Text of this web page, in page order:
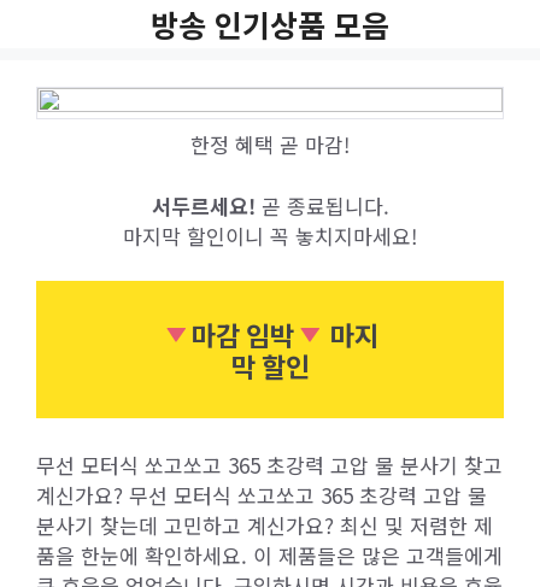
방송 인기상품 모음
한정 혜택 곧 마감!
서두르세요! 곧 종료됩니다.
마지막 할인이니 꼭 놓치지마세요!
마감 임박
마지
막 할인
무선 모터식 쏘고쏘고 365 초강력 고압 물 분사기 찾고
계신가요? 무선 모터식 쏘고쏘고 365 초강력 고압 물
분사기 찾는데 고민하고 계신가요? 최신 및 저렴한 제
품을 한눈에 확인하세요. 이 제품들은 많은 고객들에게